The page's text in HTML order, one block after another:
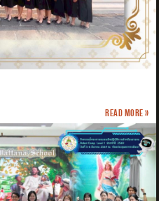
Read more »